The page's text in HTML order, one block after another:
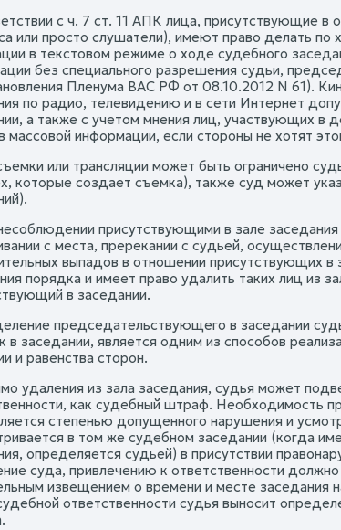
с ч. 7 ст. 11 АПК лица, присутствующие в
или просто слушатели), имеют право делать по
в текстовом режиме о ходе судебного
без специального разрешения судьи,
Пленума ВАС РФ от 08.10.2012 N 61).
по радио, телевидению и в сети Интернет
а также с учетом мнения лиц, участвующих в
массовой информации, если стороны не хотят
или трансляции может быть ограничено
которые создает съемка), также суд может
присутствующими в зале
с места, пререкании с судьей,
выпадов в отношении присутствующих
порядка и имеет право удалить таких лиц из
в заседании.
председательствующего в заседании
в заседании, является одним из способов
и равенства сторон.
удаления из зала заседания, судья может
как судебный штраф. Необходимость
степенью допущенного нарушения и
в том же судебном заседании (когда
определяется судьей) в присутствии
суда, привлечению к ответственности
извещением о времени и месте заседания
ответственности судья выносит